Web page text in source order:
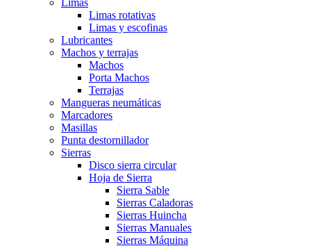
Limas rotativas
Limas y escofinas
Lubricantes
Machos y terrajas
Machos
Porta Machos
Terrajas
Mangueras neumáticas
Marcadores
Masillas
Punta destornillador
Sierras
Disco sierra circular
Hoja de Sierra
Sierra Sable
Sierras Caladoras
Sierras Huincha
Sierras Manuales
Sierras Máquina